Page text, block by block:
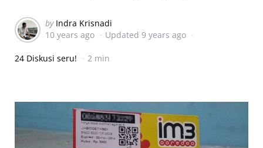
Posted
by
by Indra Krisnadi
10 years ago
Updated 9 years ago
24 Diskusi seru! 2 min